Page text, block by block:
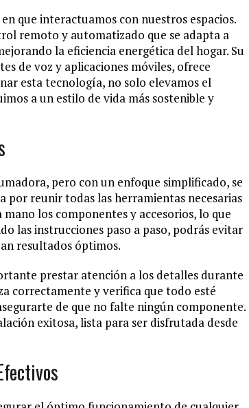
que interactuamos con nuestros espacios.
remoto y automatizado que se adapta a
la eficiencia energética del hogar. Su
de voz y aplicaciones móviles, ofrece
esta tecnología, no solo elevamos el
a un estilo de vida más sostenible y
pero con un enfoque simplificado, se
por reunir todas las herramientas necesarias
los componentes y accesorios, lo que
las instrucciones paso a paso, podrás evitar
resultados óptimos.
prestar atención a los detalles durante
correctamente y verifica que todo esté
de que no falte ningún componente.
exitosa, lista para ser disfrutada desde